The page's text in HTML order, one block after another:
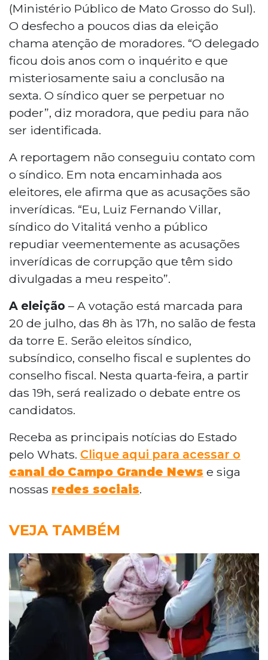
(Ministério Público de Mato Grosso do Sul).
O desfecho a poucos dias da eleição
chama atenção de moradores. “O delegado
ficou dois anos com o inquérito e que
misteriosamente saiu a conclusão na
sexta. O síndico quer se perpetuar no
poder”, diz moradora, que pediu para não
ser identificada.
A reportagem não conseguiu contato com
o síndico. Em nota encaminhada aos
eleitores, ele afirma que as acusações são
inverídicas. “Eu, Luiz Fernando Villar,
síndico do Vitalitá venho a público
repudiar veementemente as acusações
inverídicas de corrupção que têm sido
divulgadas a meu respeito”.
A eleição – A votação está marcada para
20 de julho, das 8h às 17h, no salão de festa
da torre E. Serão eleitos síndico,
subsíndico, conselho fiscal e suplentes do
conselho fiscal. Nesta quarta-feira, a partir
das 19h, será realizado o debate entre os
candidatos.
Receba as principais notícias do Estado
pelo Whats. Clique aqui para acessar o
canal do Campo Grande News e siga
nossas redes sociais.
VEJA TAMBÉM